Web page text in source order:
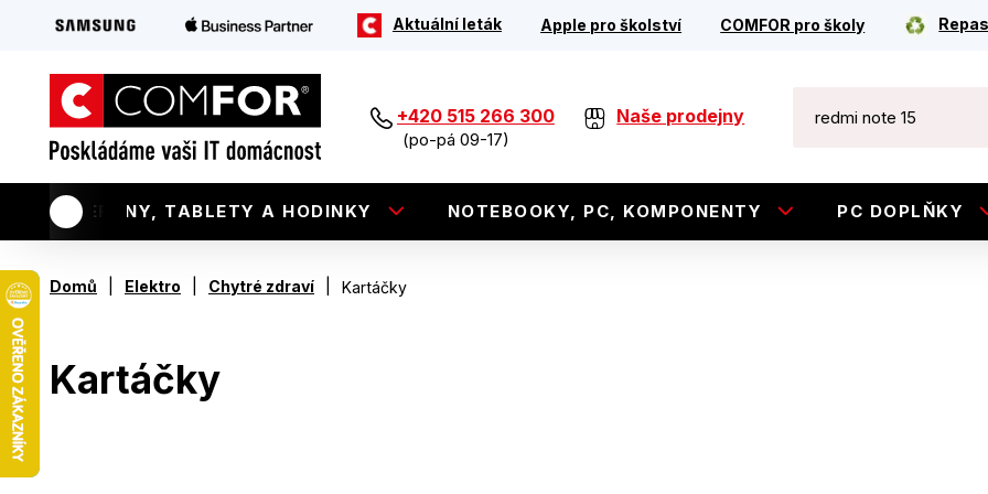
Aktuální leták Apple pro školství COMFOR pro školy
+420 515 266 300
(po-pá 09-17)
Naše prodejny
TELEFONY, TABLETY A HODINKY NOTEBOOKY, PC, KOMPONENTY PC DOPLŇKY
Domů Elektro Chytré zdraví Kartáčky
Kartáčky